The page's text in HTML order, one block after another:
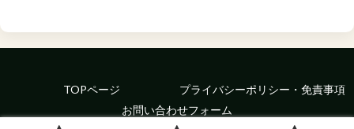
TOPページ
プライバシーポリシー・免責事項
お問い合わせフォーム